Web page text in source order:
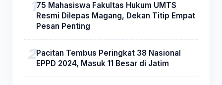
75 Mahasiswa Fakultas Hukum UMTS
Resmi Dilepas Magang, Dekan Titip Empat
Pesan Penting
Pacitan Tembus Peringkat 38 Nasional
EPPD 2024, Masuk 11 Besar di Jatim